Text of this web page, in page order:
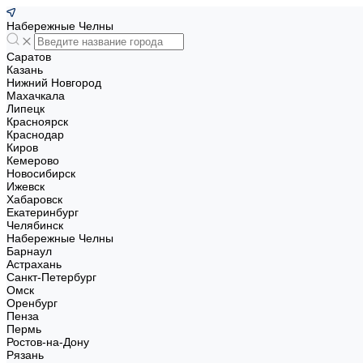
Набережные Челны
Саратов
Казань
Нижний Новгород
Махачкала
Липецк
Красноярск
Краснодар
Киров
Кемерово
Новосибирск
Ижевск
Хабаровск
Екатеринбург
Челябинск
Набережные Челны
Барнаул
Астрахань
Санкт-Петербург
Омск
Оренбург
Пенза
Пермь
Ростов-на-Дону
Рязань